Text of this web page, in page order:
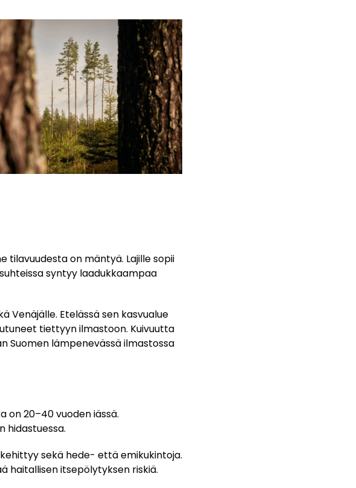
tilavuudesta on mäntyä. Lajille sopii
syntyy laadukkaampaa
Venäjälle. Etelässä sen kasvualue
tiettyyn ilmastoon. Kuivuutta
Suomen lämpenevässä ilmastossa
on 20–40 vuoden iässä.
hidastuessa.
sekä hede- että emikukintoja.
haitallisen itsepölytyksen riskiä.